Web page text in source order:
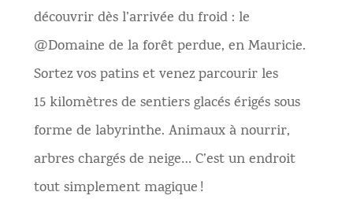
découvrir dès l’arrivée du froid : le
@Domaine de la forêt perdue, en Mauricie.
Sortez vos patins et venez parcourir les
15 kilomètres de sentiers glacés érigés sous
forme de labyrinthe. Animaux à nourrir,
arbres chargés de neige… C’est un endroit
tout simplement magique !